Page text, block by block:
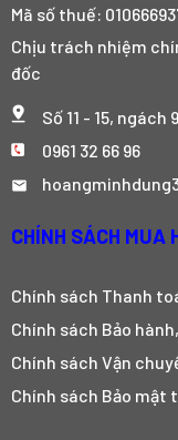
Mã số thuế:
Chịu trách nhiệm
đốc
Số 11 - 15, ngách
0961 32 66 96
CHÍNH SÁCH MUA
Chính sách Thanh
Chính sách Bảo
Chính sách Vận
Chính sách Bảo mật